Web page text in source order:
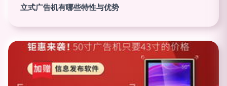
立式广告机有哪些特性与优势